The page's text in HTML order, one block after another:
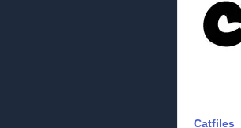
Catfiles